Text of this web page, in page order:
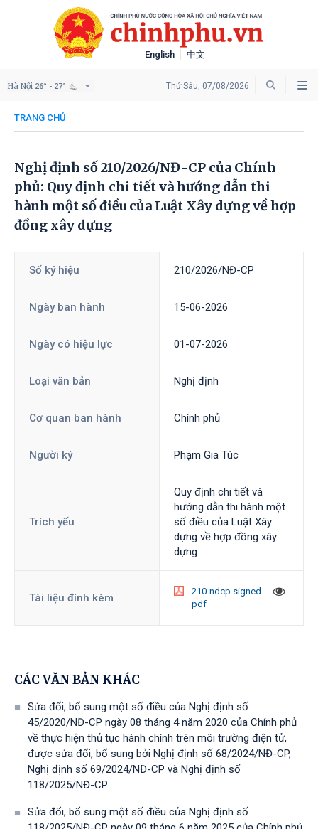
English 中文
Thứ Sáu, 07/08/2026
Hà Nội 26° - 27°
TRANG CHỦ
Nghị định số 210/2026/NĐ-CР của Chính
phủ: Quy định chi tiết và hướng dẫn thi
hành một số điều của Luật Xây dựng về hợp
đồng xây dựng
Số ký hiệu 210/2026/NĐ-CР
Ngày ban hành 15-06-2026
Ngày có hiệu lực 01-07-2026
Loại văn bản Nghị định
Cơ quan ban hành Chính phủ
Người ký Phạm Gia Túc
Trích yếu
Quy định chi tiết và
hướng dẫn thi hành một
số điều của Luật Xây
dựng về hợp đồng xây
dựng
Tài liệu đính kèm
210-ndcp.signed.
pdf
CÁC VĂN BẢN KHÁC
Sửa đổi, bổ sung một số điều của Nghị định số
45/2020/NĐ-CP ngày 08 tháng 4 năm 2020 của Chính phủ
về thực hiện thủ tục hành chính trên môi trường điện tử,
được sửa đổi, bổ sung bởi Nghị định số 68/2024/NĐ-CP,
Nghị định số 69/2024/NĐ-CP và Nghị định số
118/2025/NĐ-СР
Sửa đổi, bổ sung một số điều của Nghị định số